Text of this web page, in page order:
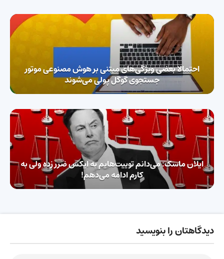
احتمالا بعضی ویژگی‌های مبتنی بر هوش مصنوعی موتور
جستجوی گوگل پولی می‌شوند
ایلان ماسک:‌ می‌دانم توییت‌هایم به ایکس ضرر زده ولی به
کارم ادامه می‌دهم!
دیدگاهتان را بنویسید